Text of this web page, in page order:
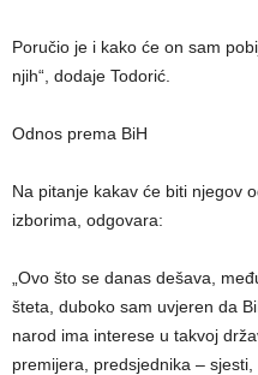
Poručio je i kako će on sam
njih“, dodaje Todorić.
Odnos prema BiH
Na pitanje kakav će biti njegov
izborima, odgovara:
„Ovo što se danas dešava,
šteta, duboko sam uvjeren da
narod ima interese u takvoj
premijera, predsjednika –